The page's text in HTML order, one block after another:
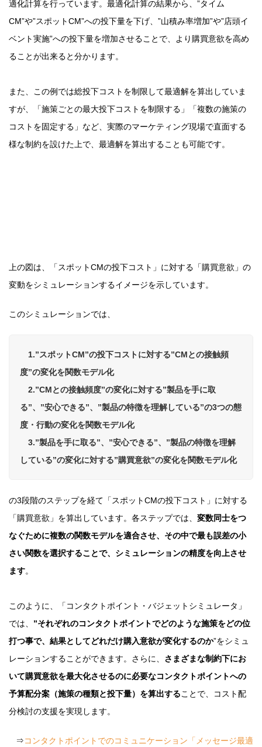
適化計算を行っています。最適化計算の結果から、”タイム
CM”や”スポットCM”への投下量を下げ、”山積み率増加”や”店頭イ
ベント実施”への投下量を増加させることで、より購買意欲を高め
ることが出来ると分かります。
また、この例では総投下コストを制限して最適解を算出していま
すが、「施策ごとの最大投下コストを制限する」「複数の施策の
コストを固定する」など、実際のマーケティング現場で直面する
様な制約を設けた上で、最適解を算出することも可能です。
上の図は、「スポットCMの投下コスト」に対する「購買意欲」の
変動をシミュレーションするイメージを示しています。
このシミュレーションでは、
1.”スポットCM”の投下コストに対する”CMとの接触頻
度”の変化を関数モデル化
2.”CMとの接触頻度”の変化に対する”製品を手に取
る”、”安心できる”、”製品の特徴を理解している”の3つの態
度・行動の変化を関数モデル化
3.”製品を手に取る”、”安心できる”、”製品の特徴を理解
している”の変化に対する”購買意欲”の変化を関数モデル化
の3段階のステップを経て「スポットCMの投下コスト」に対する
「購買意欲」を算出しています。各ステップでは、 変数同士をつ
なぐために複数の関数モデルを適合させ、その中で最も誤差の小
さい関数を選択することで、シミュレーションの精度を向上させ
ます。
このように、「コンタクトポイント・バジェットシミュレータ」
では、 ”それぞれのコンタクトポイントでどのような施策をどの位
打つ事で、結果としてどれだけ購入意欲が変化するのか”をシミュ
レーションすることができます。さらに、 さまざまな制約下にお
いて購買意欲を最大化させるのに必要なコンタクトポイントへの
予算配分案（施策の種類と投下量）を算出することで、コスト配
分検討の支援を実現します。
⇒コンタクトポイントでのコミュニケーション「メッセージ最適